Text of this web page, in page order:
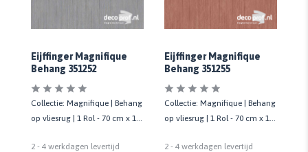
Eijffinger Magnifique
Behang 351252
Collectie: Magnifique | Behang
op vliesrug | 1 Rol - 70 cm x 10
2 - 4 werkdagen levertijd
Eijffinger Magnifique
Behang 351255
Collectie: Magnifique | Behang
op vliesrug | 1 Rol - 70 cm x 10
2 - 4 werkdagen levertijd